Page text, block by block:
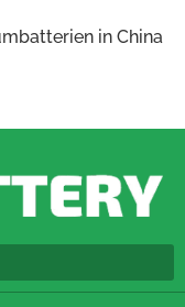
in China